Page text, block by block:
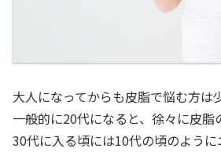
大人になってからも皮脂で悩む方は
一般的に20代になると、徐々に皮脂
30代に入る頃には10代の頃のよう